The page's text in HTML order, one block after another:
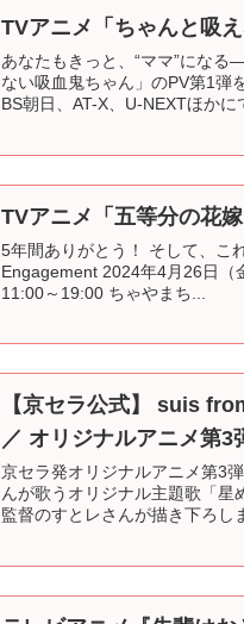
TVアニメ「ちゃんと吸
あなたもきっと、“ママ”にな
ない吸血鬼ちゃん」のPV第1弾
BS朝日、AT-X、U-NEXTほかに
TVアニメ「五等分の花
5年間ありがとう！ そして、
Engagement 2024年4月26日（
11:00～19:00 ちゃやまち...
【京セラ公式】 suis
／ オリジナルアニメ第3
京セラ発オリジナルアニメ第3
んが歌うオリジナル主題歌「星
監督のすとレさんが描き下ろし